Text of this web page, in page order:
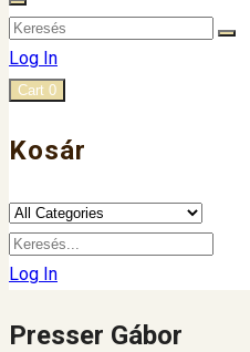
Log In
Cart 0
Kosár
Log In
Presser Gábor